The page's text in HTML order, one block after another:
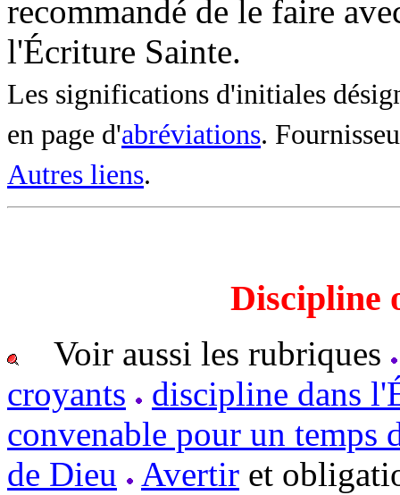
recommandé de le faire
l'Écriture Sainte.
Les significations d'initiales
en page d'abréviations.
Autres liens.
Discipline
Voir aussi les rubriques
croyants
discipline dans
convenable pour un temps
de Dieu
Avertir et